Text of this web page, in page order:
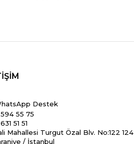
Destek
55 75
51 51
Mahallesi Turgut Özal Blv. No:122 124
/ İstanbul